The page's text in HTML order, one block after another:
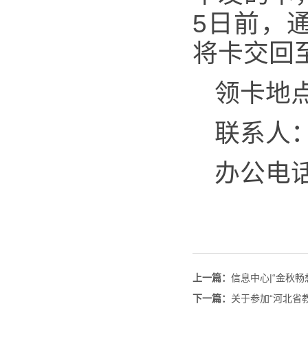
5日前，
将卡交回
领卡地
联系人
办公电
上一篇： 信息中心|“金秋
下一篇： 关于参加“河北省